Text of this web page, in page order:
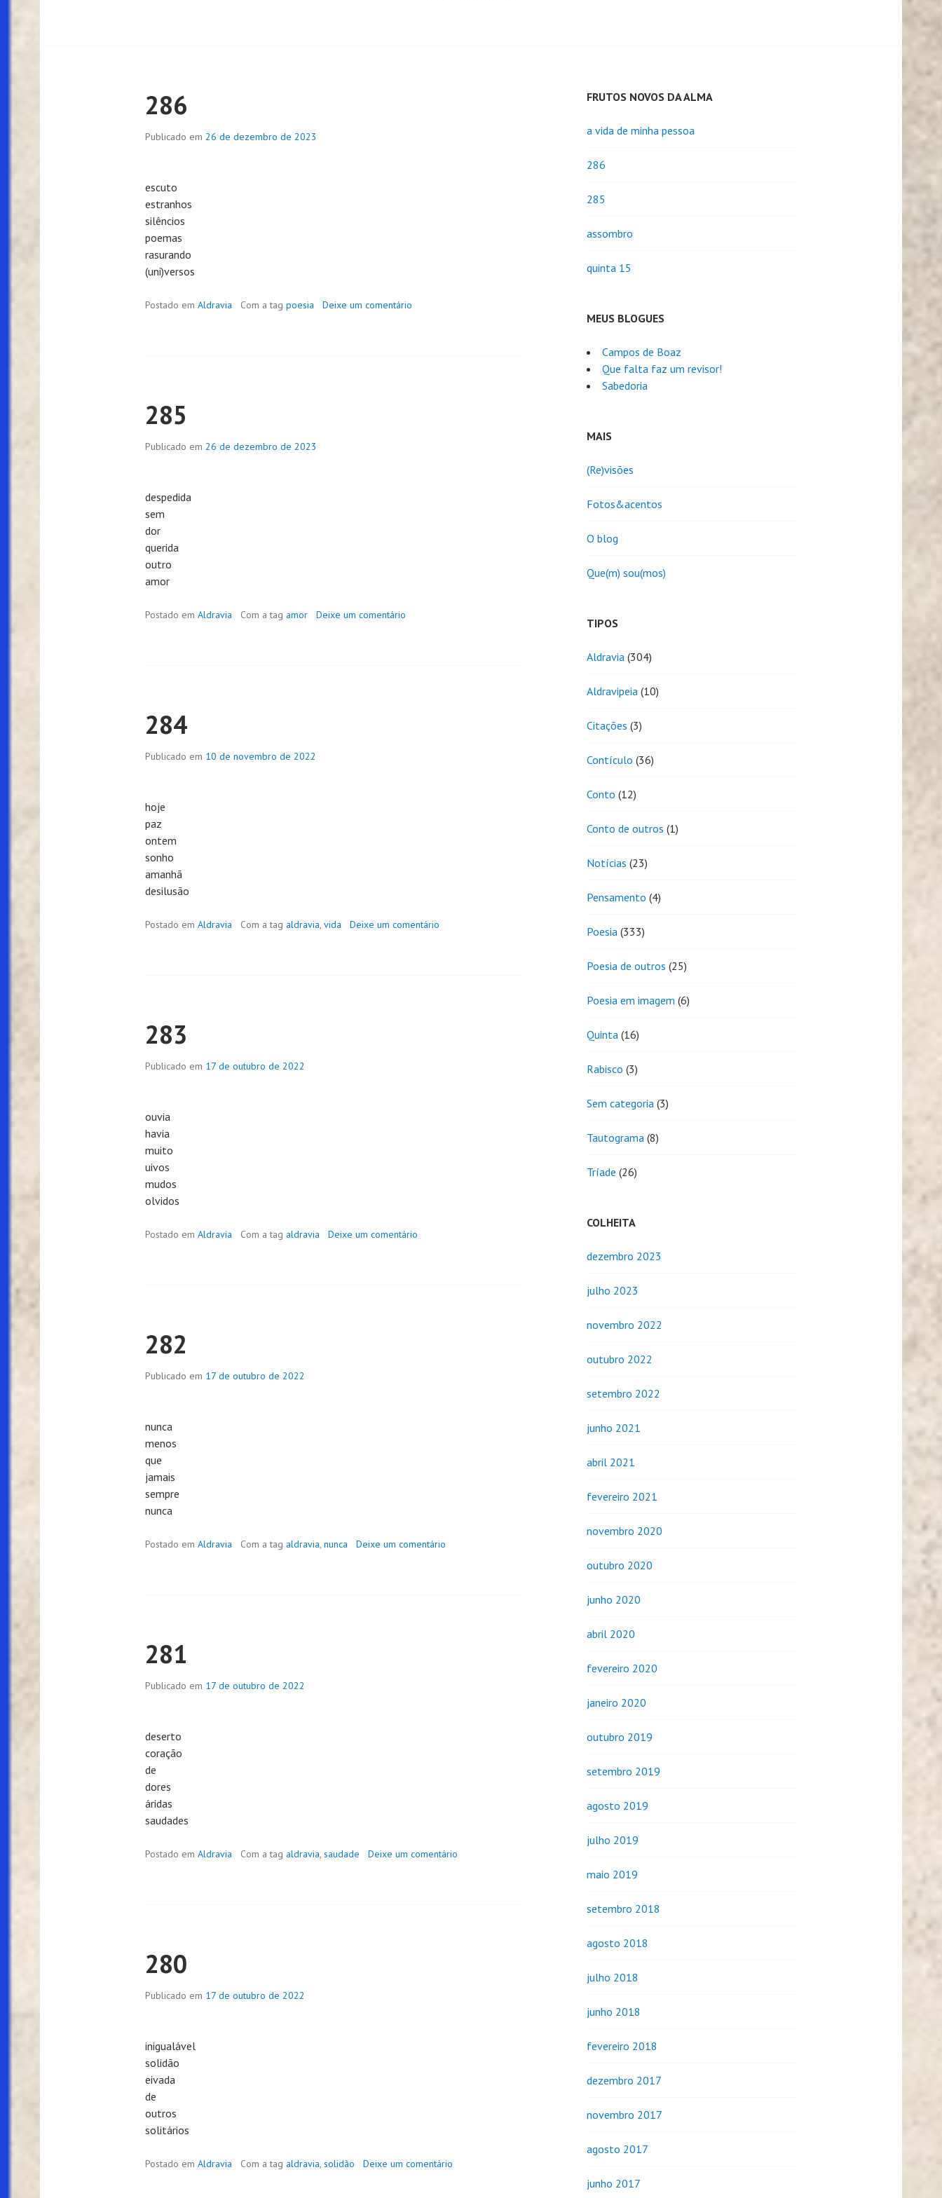
286
Publicado em 26 de dezembro de 2023
escuto
estranhos
silêncios
poemas
rasurando
(uni)versos
Postado em Aldravia Com a tag poesia Deixe um comentário
285
Publicado em 26 de dezembro de 2023
despedida
sem
dor
querida
outro
amor
Postado em Aldravia Com a tag amor Deixe um comentário
284
Publicado em 10 de novembro de 2022
hoje
paz
ontem
sonho
amanhã
desilusão
Postado em Aldravia Com a tag aldravia, vida Deixe um comentário
283
Publicado em 17 de outubro de 2022
ouvia
havia
muito
uivos
mudos
olvidos
Postado em Aldravia Com a tag aldravia Deixe um comentário
282
Publicado em 17 de outubro de 2022
nunca
menos
que
jamais
sempre
nunca
Postado em Aldravia Com a tag aldravia, nunca Deixe um comentário
281
Publicado em 17 de outubro de 2022
deserto
coração
de
dores
áridas
saudades
Postado em Aldravia Com a tag aldravia, saudade Deixe um comentário
280
Publicado em 17 de outubro de 2022
inigualável
solidão
eivada
de
outros
solitários
Postado em Aldravia Com a tag aldravia, solidão Deixe um comentário
FRUTOS NOVOS DA ALMA
a vida de minha pessoa
286
285
assombro
quinta 15
MEUS BLOGUES
Campos de Boaz
Que falta faz um revisor!
Sabedoria
MAIS
(Re)visões
Fotos&acentos
O blog
Que(m) sou(mos)
TIPOS
Aldravia (304)
Aldravipeia (10)
Citações (3)
Contículo (36)
Conto (12)
Conto de outros (1)
Notícias (23)
Pensamento (4)
Poesia (333)
Poesia de outros (25)
Poesia em imagem (6)
Quinta (16)
Rabisco (3)
Sem categoria (3)
Tautograma (8)
Tríade (26)
COLHEITA
dezembro 2023
julho 2023
novembro 2022
outubro 2022
setembro 2022
junho 2021
abril 2021
fevereiro 2021
novembro 2020
outubro 2020
junho 2020
abril 2020
fevereiro 2020
janeiro 2020
outubro 2019
setembro 2019
agosto 2019
julho 2019
maio 2019
setembro 2018
agosto 2018
julho 2018
junho 2018
fevereiro 2018
dezembro 2017
novembro 2017
agosto 2017
junho 2017